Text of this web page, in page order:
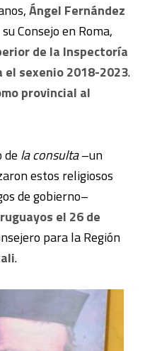
Ángel Fernández
Consejo en Roma,
de la Inspectoría
el sexenio 2018-2023.
provincial al
de la consulta–un
estos religiosos
de gobierno–
el 26 de
para la Región
.